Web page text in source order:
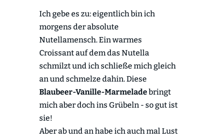
Ich gebe es zu: eigentlich bin ich
morgens der absolute
Nutellamensch. Ein warmes
Croissant auf dem das Nutella
schmilzt und ich schließe mich gleich
an und schmelze dahin. Diese
Blaubeer-Vanille-Marmeladebringt
mich aber doch ins Grübeln - so gut ist
sie!
Aber ab und an habe ich auch mal Lust